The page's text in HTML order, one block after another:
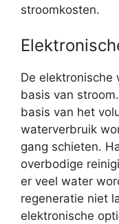
stroomkosten.
De elektronische
basis van
basis van het
waterverbruik
gang schieten.
overbodige
er veel water
regeneratie niet
elektronische